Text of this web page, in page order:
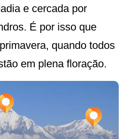
e cercada por
É por isso que
quando todos
em plena floração.